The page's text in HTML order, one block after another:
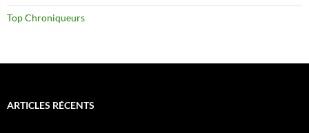
Top Chroniqueurs
ARTICLES RÉCENTS